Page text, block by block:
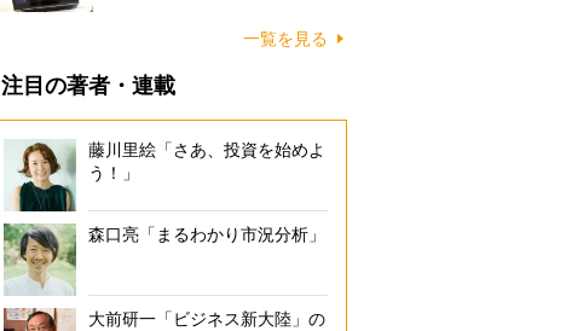
一覧を見る
注目の著者・連載
藤川里絵「さあ、投資を始めよ
う！」
森口亮「まるわかり市況分析」
大前研一「ビジネス新大陸」の